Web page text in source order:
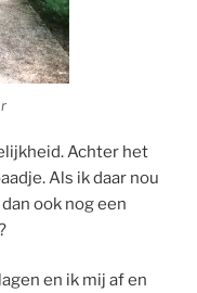
Achter het
Als ik daar nou
ook nog een
en ik mij af en